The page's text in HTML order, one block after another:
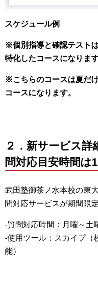
スケジュール例
※個別指導と確認テスト
特化したコースになります
※こちらのコースは夏だ
コースになります。
２．新サービス
問対応目安時間は
武田塾御茶ノ水本校の東
問対応サービスが期間限
-質問対応時間：月曜～土
-使用ツール：スカイプ（
能）